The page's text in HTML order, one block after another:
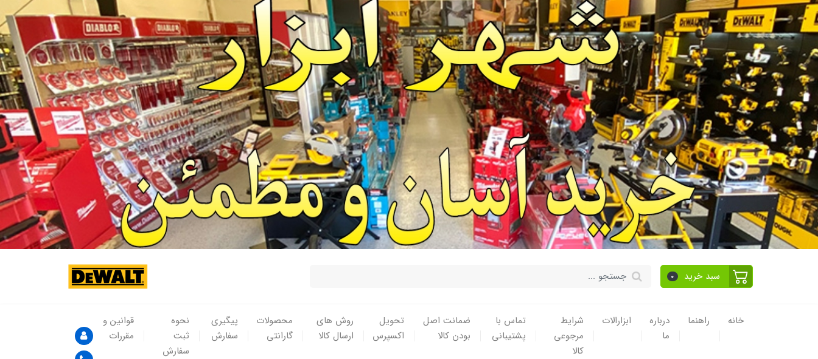
سبد خرید 0
خانه راهنما
درباره
ما
ابزارالات
شرایط
مرجوعی
کالا
تماس با
پشتیبانی
ضمانت اصل
بودن کالا
تحویل
اکسپرس
روش های
ارسال کالا
محصولات
گارانتی
پیگیری
سفارش
نحوه
ثبت
سفارش
قوانین و
مقررات